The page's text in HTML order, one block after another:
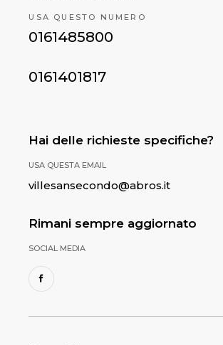
USA QUESTO NUMERO
0161485800
0161401817
Hai delle richieste specifiche?
USA QUESTA EMAIL
villesansecondo@abros.it
Rimani sempre aggiornato
SOCIAL MEDIA